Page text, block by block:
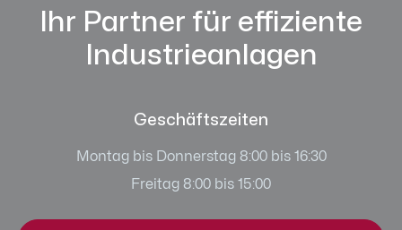
Ihr Partner für effiziente
Industrieanlagen
Geschäftszeiten
Montag bis Donnerstag 8:00 bis 16:30
Freitag 8:00 bis 15:00